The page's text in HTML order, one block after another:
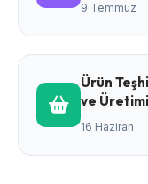
9 Temmuz
Ürün
ve Üretimi
16 Haziran